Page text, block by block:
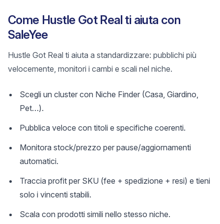
Come Hustle Got Real ti aiuta con
SaleYee
Hustle Got Real ti aiuta a standardizzare: pubblichi più
velocemente, monitori i cambi e scali nel niche.
Scegli un cluster con Niche Finder (Casa, Giardino,
Pet…).
Pubblica veloce con titoli e specifiche coerenti.
Monitora stock/prezzo per pause/aggiornamenti
automatici.
Traccia profit per SKU (fee + spedizione + resi) e tieni
solo i vincenti stabili.
Scala con prodotti simili nello stesso niche.